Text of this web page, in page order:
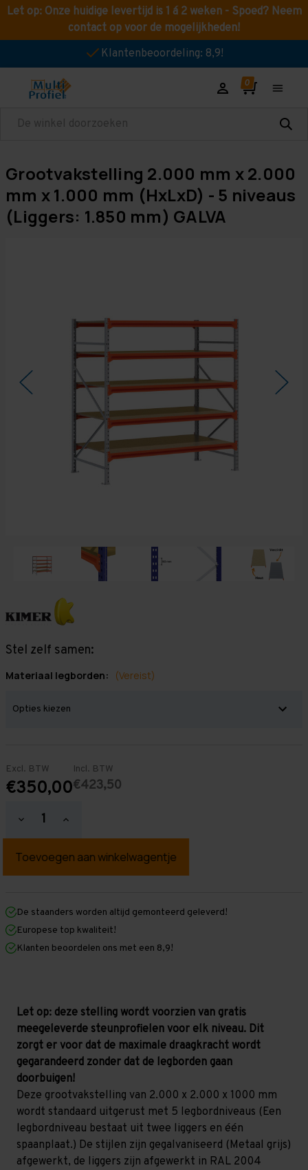
Let op: Onze huidige levertijd is 1 á 2 weken - Spoed? Neem
contact op voor de mogelijkheden!
Klantenbeoordeling: 8,9!
Zoeken
Grootvakstelling 2.000 mm x 2.000
mm x 1.000 mm (HxLxD) - 5 niveaus
(Liggers: 1.850 mm) GALVA
Stel zelf samen:
Materiaal legborden: (Vereist)
Excl. BTW
€350,00
Incl. BTW
€423,50
Hoeveelheid
verlagen
Grootvakstelling
mm
mm
x
1.000
mm
1.850
mm)
GALVA
Hoeveelheid
verhogen
Grootvakstelling
mm
mm
1.000
mm
1.850
mm)
GALVA
De staanders worden altijd gemonteerd geleverd!
Europese top kwaliteit!
Klanten beoordelen ons met een 8,9!
Let op: deze stelling wordt voorzien van gratis
meegeleverde steunprofielen voor elk niveau. Dit
zorgt er voor dat de maximale draagkracht wordt
gegarandeerd zonder dat de legborden gaan
doorbuigen!
Deze grootvakstelling van 2.000 x 2.000 x 1000 mm
wordt standaard uitgerust met 5 legbordniveaus (Een
legbordniveau bestaat uit twee liggers en één
spaanplaat.) De stijlen zijn gegalvaniseerd (Metaal grijs)
afgewerkt, de liggers zijn afgewerkt in RAL 2004